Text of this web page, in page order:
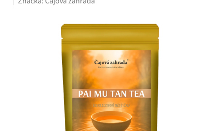
produktu